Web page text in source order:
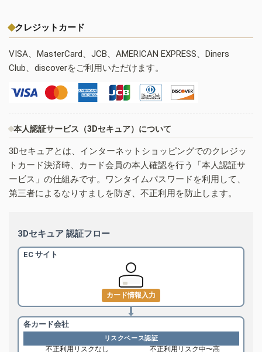
クレジットカード
VISA、MasterCard、JCB、AMERICAN EXPRESS、Diners
Club、discoverをご利用いただけます。
本人認証サービス（3Dセキュア）について
3Dセキュアとは、インターネットショッピングでのクレジッ
トカード決済時、カード会員の本人確認を行う「本人認証サ
ービス」の仕組みです。ワンタイムパスワードを利用して、
第三者によるなりすましを防ぎ、不正利用を防止します。
3Dセキュア 認証フロー
EC サイト
カード情報入力
各カード会社
リスクベース認証
不正利用リスクなし 不正利用リスク中〜高